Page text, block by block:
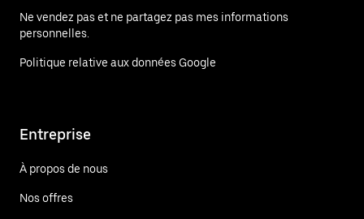
Ne vendez pas et ne partagez pas mes informations
personnelles.
Politique relative aux données Google
Entreprise
À propos de nous
Nos offres